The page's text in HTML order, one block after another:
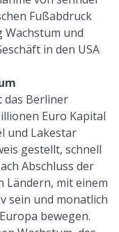
Fußabdruck
und
in den USA
das Berliner
Euro Kapital
und Lakestar
gestellt, schnell
Abschluss der
Ländern, mit einem
sein und monatlich
bewegen.